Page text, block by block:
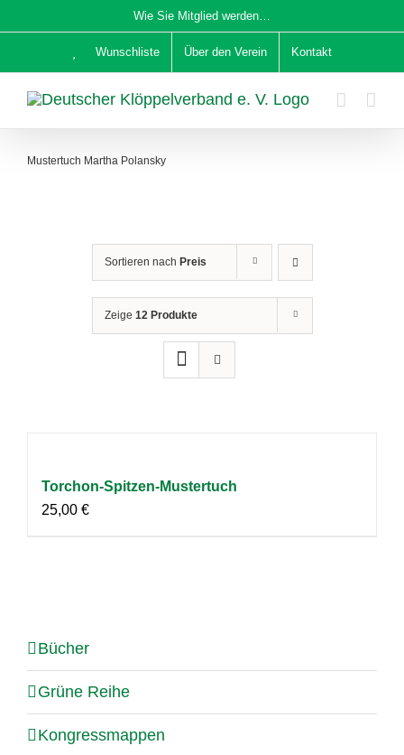
Inhalt
Wie Sie Mitglied werden…
Wunschliste Über den Verein Kontakt
Mustertuch Martha Polansky
Sortieren nach Preis
Zeige 12 Produkte
Torchon-Spitzen-Mustertuch
25,00 €
Bücher
Grüne Reihe
Kongressmappen